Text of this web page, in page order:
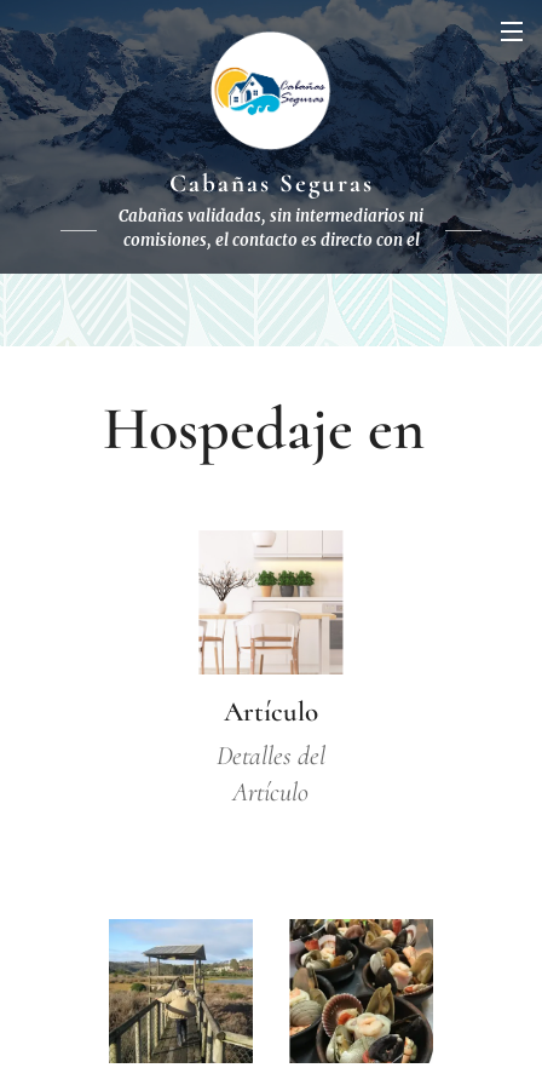
Cabañas Seguras
Cabañas validadas, sin intermediarios ni
comisiones, el contacto es directo con el
to con el dueño
Hospedaje en
Artículo
Detalles del
Artículo